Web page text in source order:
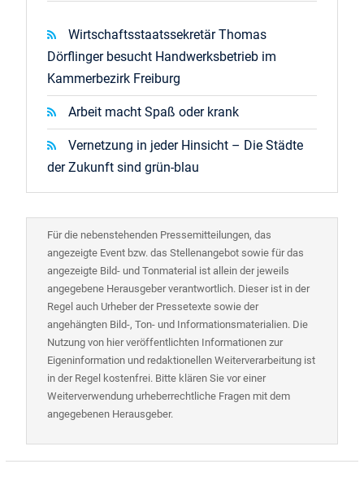
Wirtschaftsstaatssekretär Thomas
Dörflinger besucht Handwerksbetrieb im
Kammerbezirk Freiburg
Arbeit macht Spaß oder krank
Vernetzung in jeder Hinsicht – Die Städte
der Zukunft sind grün-blau
Für die nebenstehenden Pressemitteilungen, das
angezeigte Event bzw. das Stellenangebot sowie für das
angezeigte Bild- und Tonmaterial ist allein der jeweils
angegebene Herausgeber verantwortlich. Dieser ist in der
Regel auch Urheber der Pressetexte sowie der
angehängten Bild-, Ton- und Informationsmaterialien. Die
Nutzung von hier veröffentlichten Informationen zur
Eigeninformation und redaktionellen Weiterverarbeitung ist
in der Regel kostenfrei. Bitte klären Sie vor einer
Weiterverwendung urheberrechtliche Fragen mit dem
angegebenen Herausgeber.